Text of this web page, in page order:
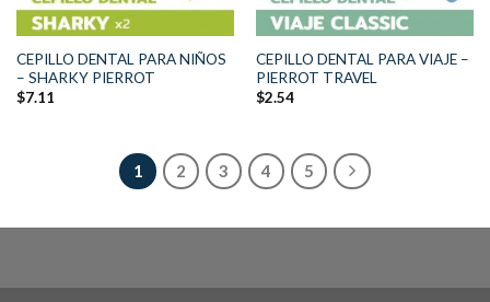
CEPILLO DENTAL PARA NIÑOS
– SHARKY PIERROT
$7.11
CEPILLO DENTAL PARA VIAJE –
PIERROT TRAVEL
$2.54
1 2 3 4 5